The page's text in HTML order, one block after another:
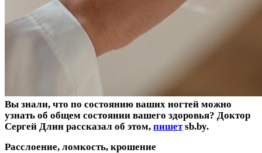
Вы знали, что по состоянию ваших ногтей можно
узнать об общем состоянии вашего здоровья? Доктор
Сергей Длин рассказал об этом, пишет sb.by.
Расслоение, ломкость, крошение